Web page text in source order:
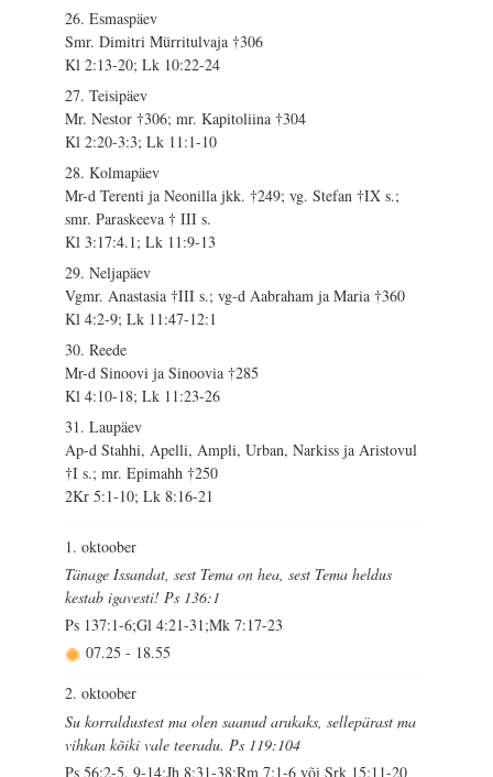
26. Esmaspäev
Smr. Dimitri Mürritulvaja †306
Kl 2:13-20; Lk 10:22-24
27. Teisipäev
Mr. Nestor †306; mr. Kapitoliina †304
Kl 2:20-3:3; Lk 11:1-10
28. Kolmapäev
Mr-d Terenti ja Neonilla jkk. †249; vg. Stefan †IX s.;
smr. Paraskeeva † III s.
Kl 3:17:4.1; Lk 11:9-13
29. Neljapäev
Vgmr. Anastasia †III s.; vg-d Aabraham ja Maria †360
Kl 4:2-9; Lk 11:47-12:1
30. Reede
Mr-d Sinoovi ja Sinoovia †285
Kl 4:10-18; Lk 11:23-26
31. Laupäev
Ap-d Stahhi, Apelli, Ampli, Urban, Narkiss ja Aristovul
†I s.; mr. Epimahh †250
2Kr 5:1-10; Lk 8:16-21
1. oktoober
Tänage Issandat, sest Tema on hea, sest Tema heldus
kestab igavesti! Ps 136:1
Ps 137:1-6;Gl 4:21-31;Mk 7:17-23
07.25 - 18.55
2. oktoober
Su korraldustest ma olen saanud arukaks, sellepärast ma
vihkan kõiki vale teeradu. Ps 119:104
Ps 56:2-5, 9-14;Jh 8:31-38;Rm 7:1-6 või Srk 15:11-20